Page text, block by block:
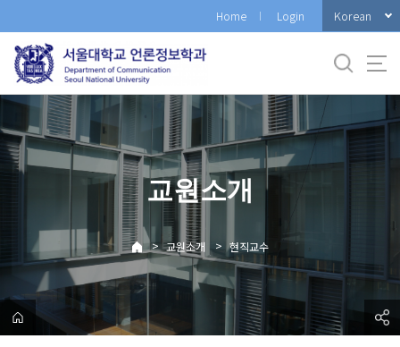
로
메
Home Login Korean
교원소개
> 교원소개 > 현직교수